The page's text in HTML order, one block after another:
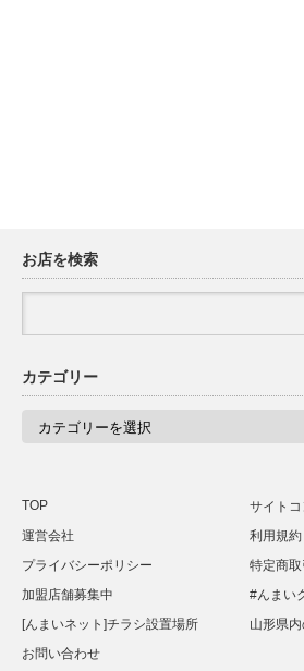
お店を検索
カテゴリー
TOP
サイトコ
運営会社
利用規約
プライバシーポリシー
特定商
加盟店舗募集中
#んまい
[んまいネット]チラシ設置場所
山形県
お問い合わせ